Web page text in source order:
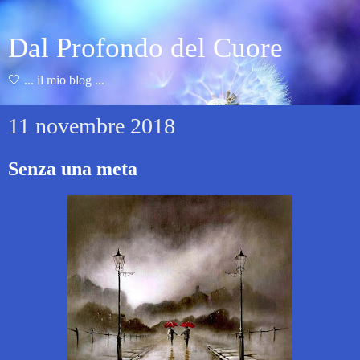
Dal Profondo del Cuore
🤍 ... il mio blog ...
11 novembre 2018
Senza una meta